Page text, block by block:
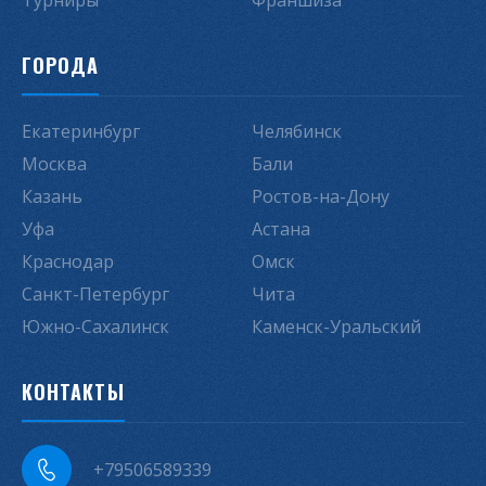
ГОРОДА
Екатеринбург
Москва
Казань
Уфа
Краснодар
Санкт-Петербург
Южно-Сахалинск
Челябинск
Бали
Ростов-на-Дону
Астана
Омск
Чита
Каменск-Уральский
КОНТАКТЫ
+79506589339